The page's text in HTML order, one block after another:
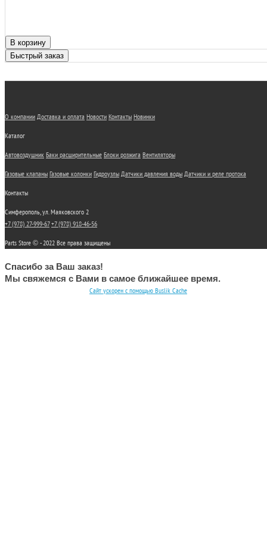
В корзину
Быстрый заказ
О компании Доставка и оплата Новости Контакты Новинки
Каталог
Автовоздушник Баки расширительные Блоки розжига Вентиляторы
Газовые клапаны Газовые колонки Гидроузлы Датчики давления воды Датчики и реле протока
Контакты
Симферополь, ул. Маяковского 2
+7 (978) 27-999-67 +7 (978) 918-46-56
Parts Store © - 2022 Все права защищены
Спасибо за Ваш заказ!
Мы свяжемся с Вами в самое ближайшее время.
Сайт ускорен с помощью Buslik Cache